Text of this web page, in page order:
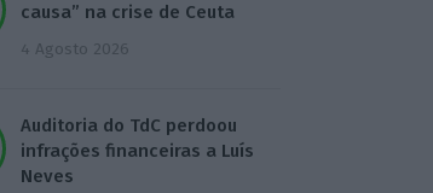
causa” na crise de Ceuta
4 Agosto 2026
Auditoria do TdC perdoou
infrações financeiras a Luís
Neves